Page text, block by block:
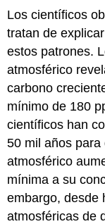
Los científicos
tratan de
estos patrones.
atmosférico
carbono
mínimo de 180
científicos han
50 mil años
atmosférico
mínima a su
embargo, desde
atmosféricas de